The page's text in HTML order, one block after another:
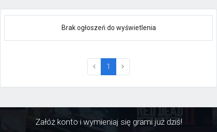
Brak ogłoszeń do wyświetlenia
1 (current)
Załóż konto i wymieniaj się grami już dziś!